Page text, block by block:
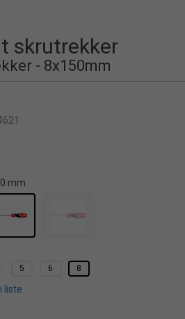
skrutrekker
- 8x150mm
mm
5 6 8
liste